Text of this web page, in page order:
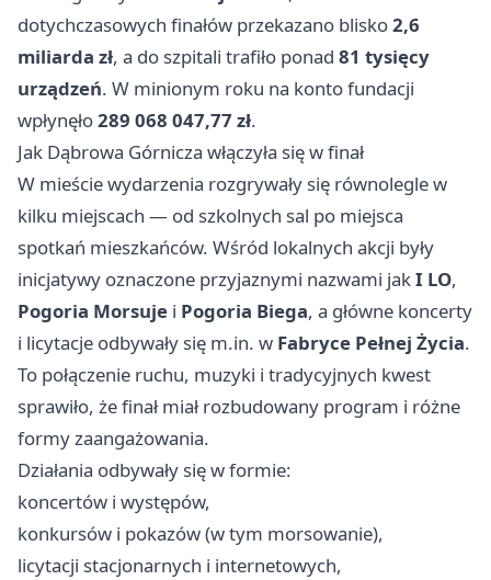
dotychczasowych finałów przekazano blisko2,6
miliarda zł, a do szpitali trafiło ponad 81 tysięcy
urządzeń. W minionym roku na konto fundacji
wpłynęło289 068 047,77 zł.
Jak Dąbrowa Górnicza włączyła się w finał
W mieście wydarzenia rozgrywały się równolegle w
kilku miejscach — od szkolnych sal po miejsca
spotkań mieszkańców. Wśród lokalnych akcji były
inicjatywy oznaczone przyjaznymi nazwami jakI LO,
Pogoria Morsuje i Pogoria Biega, a główne koncerty
i licytacje odbywały się m.in. w Fabryce Pełnej Życia.
To połączenie ruchu, muzyki i tradycyjnych kwest
sprawiło, że finał miał rozbudowany program i różne
formy zaangażowania.
Działania odbywały się w formie:
koncertów i występów,
konkursów i pokazów (w tym morsowanie),
licytacji stacjonarnych i internetowych,